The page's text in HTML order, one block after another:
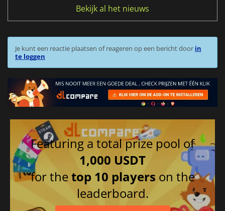
Bekijk al het nieuws
Je kunt een reactie plaatsen of reageren op een bericht door in
te loggen
Featuring a total prize pool of
1,000 USDT
for thetop 10 players on the
leaderboard.